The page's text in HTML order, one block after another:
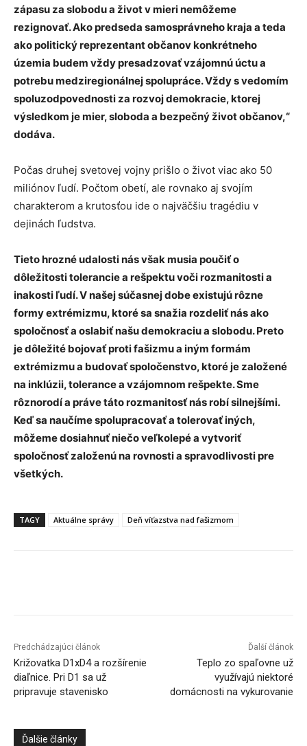
zápasu za slobodu a život v mieri nemôžeme
rezignovať. Ako predseda samosprávneho kraja a teda
ako politický reprezentant občanov konkrétneho
územia budem vždy presadzovať vzájomnú úctu a
potrebu medziregionálnej spolupráce. Vždy s vedomím
spoluzodpovednosti za rozvoj demokracie, ktorej
výsledkom je mier, sloboda a bezpečný život občanov,“
dodáva.
Počas druhej svetovej vojny prišlo o život viac ako 50
miliónov ľudí. Počtom obetí, ale rovnako aj svojím
charakterom a krutosťou ide o najväčšiu tragédiu v
dejinách ľudstva.
Tieto hrozné udalosti nás však musia poučiť o
dôležitosti tolerancie a rešpektu voči rozmanitosti a
inakosti ľudí. V našej súčasnej dobe existujú rôzne
formy extrémizmu, ktoré sa snažia rozdeliť nás ako
spoločnosť a oslabiť našu demokraciu a slobodu. Preto
je dôležité bojovať proti fašizmu a iným formám
extrémizmu a budovať spoločenstvo, ktoré je založené
na inklúzii, tolerance a vzájomnom rešpekte. Sme
rôznorodí a práve táto rozmanitosť nás robí silnejšími.
Keď sa naučíme spolupracovať a tolerovať iných,
môžeme dosiahnuť niečo veľkolepé a vytvoriť
spoločnosť založenú na rovnosti a spravodlivosti pre
všetkých.
TAGY Aktuálne správy Deň víťazstva nad fašizmom
Predchádzajúci článok
Križovatka D1xD4 a rozšírenie
diaľnice. Pri D1 sa už
pripravuje stavenisko
Ďalší článok
Teplo zo spaľovne už
využívajú niektoré
domácnosti na vykurovanie
Ďalšie články